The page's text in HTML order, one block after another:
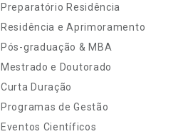
Preparatório Residência
Residência e Aprimoramento
Pós-graduação & MBA
Mestrado e Doutorado
Curta Duração
Programas de Gestão
Eventos Científicos